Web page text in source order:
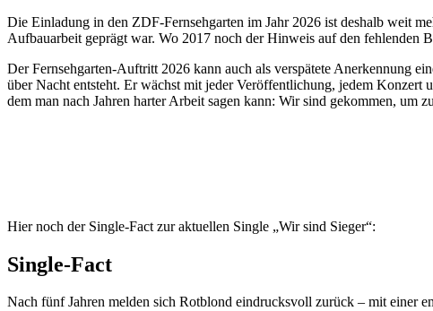
Die Einladung in den ZDF-Fernsehgarten im Jahr 2026 ist deshalb weit
Aufbauarbeit geprägt war. Wo 2017 noch der Hinweis auf den fehlenden
Der Fernsehgarten-Auftritt 2026 kann auch als verspätete Anerkennung
über Nacht entsteht. Er wächst mit jeder Veröffentlichung, jedem
dem man nach Jahren harter Arbeit sagen kann: Wir sind gekommen, um
Hier noch der Single-Fact zur aktuellen Single „Wir sind Sieger“:
Single-Fact
Nach fünf Jahren melden sich Rotblond eindrucksvoll zurück – mit einer